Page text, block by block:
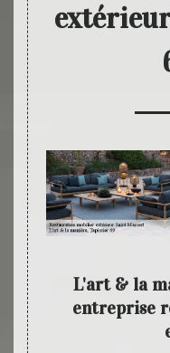
L'art & la
entreprise